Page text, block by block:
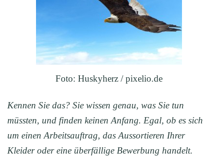
Foto: Huskyherz / pixelio.de
Kennen Sie das? Sie wissen genau, was Sie tun
müssten, und finden keinen Anfang. Egal, ob es sich
um einen Arbeitsauftrag, das Aussortieren Ihrer
Kleider oder eine überfällige Bewerbung handelt.